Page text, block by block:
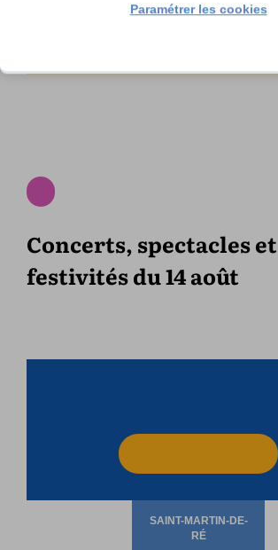
Concerts, spectacles et
festivités du 14 août
Paramétrer les cookies